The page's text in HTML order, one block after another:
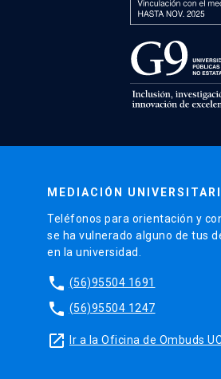
MEDIACIÓN
Teléfonos para orientación y
se ha vulnerado alguno de tus
en la universidad.
phone (56)95504 1691
phone (56)95504 1247
launch Ir a la Oficina de Ombuds